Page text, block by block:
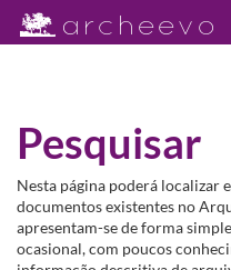
Pesquisar
Nesta página poderá localizar
documentos existentes no
apresentam-se de forma
ocasional, com poucos